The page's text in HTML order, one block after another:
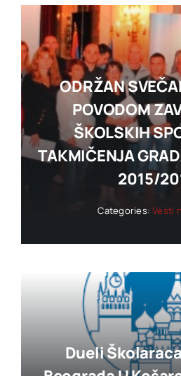
ODRŽAN
POVODOM
ŠKOLSKIH
TAKMIČENJA
2015/
Categories:Vesti
Dueli